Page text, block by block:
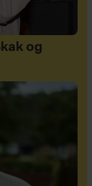
og